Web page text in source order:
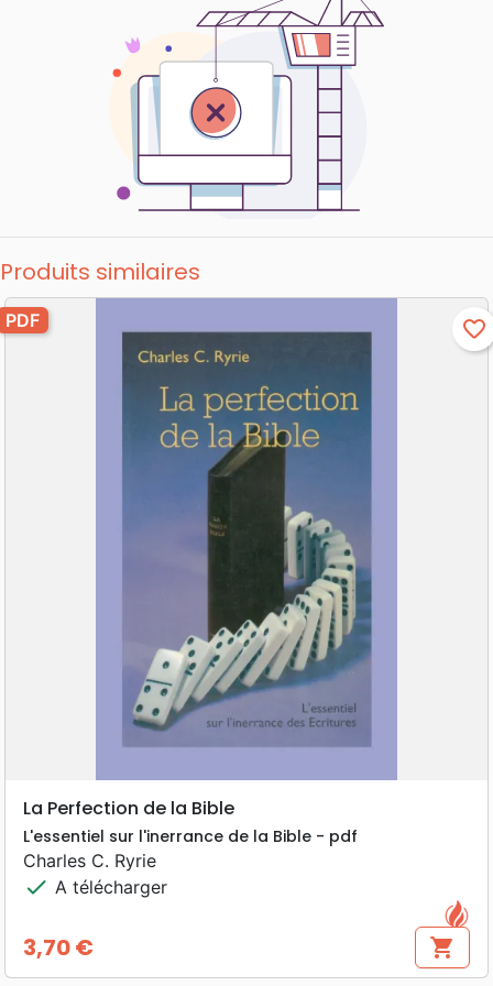
Produits similaires
PDF favorite_border
La Perfection de la Bible
L'essentiel sur l'inerrance de la Bible - pdf
Charles C. Ryrie
check A télécharger
Prix
3,70 € shopping_cart